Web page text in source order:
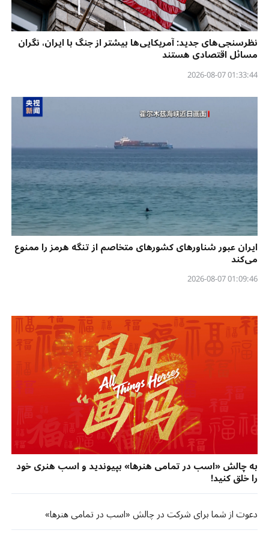
نظرسنجی‌‌های جدید: آمریکایی‌ها بیشتر از جنگ با ایران، نگران
مسائل اقتصادی هستند
01:33:44 2026-08-07
ایران عبور شناورهای کشورهای متخاصم از تنگه هرمز را ممنوع
می‌کند
01:09:46 2026-08-07
به چالش «اسب در تمامی هنرها» بپیوندید و اسب هنری خود
را خلق کنید!
دعوت از شما برای شرکت در چالش «اسب در تمامی هنرها»